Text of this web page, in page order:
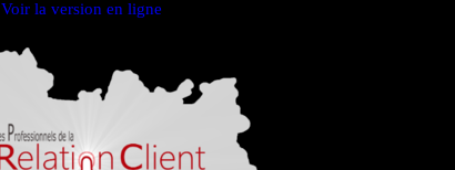
Voir la version en ligne